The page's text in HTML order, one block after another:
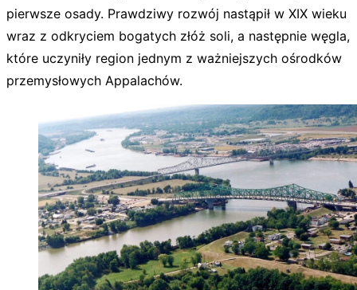
pierwsze osady. Prawdziwy rozwój nastąpił w XIX wieku
wraz z odkryciem bogatych złóż soli, a następnie węgla,
które uczyniły region jednym z ważniejszych ośrodków
przemysłowych Appalachów.